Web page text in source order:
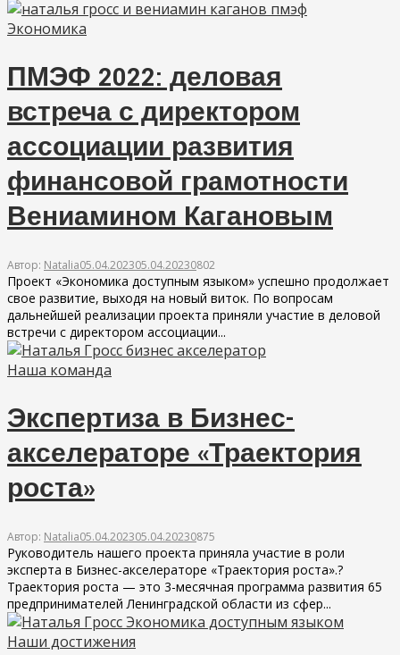
Экономика
ПМЭФ 2022: деловая
встреча с директором
ассоциации развития
финансовой грамотности
Вениамином Кагановым
Автор: Natalia05.04.202305.04.20230802
Проект «Экономика доступным языком» успешно продолжает
свое развитие, выходя на новый виток. По вопросам
дальнейшей реализации проекта приняли участие в деловой
встречи с директором ассоциации...
Наша команда
Экспертиза в Бизнес-
акселераторе «Траектория
роста»
Автор: Natalia05.04.202305.04.20230875
Руководитель нашего проекта приняла участие в роли
эксперта в Бизнес-акселераторе «Траектория роста».?
Траектория роста — это 3-месячная программа развития 65
предпринимателей Ленинградской области из сфер...
Наши достижения